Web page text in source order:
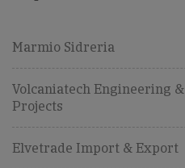
Marmio Sidreria
Volcaniatech Engineering &
Projects
Elvetrade Import & Export